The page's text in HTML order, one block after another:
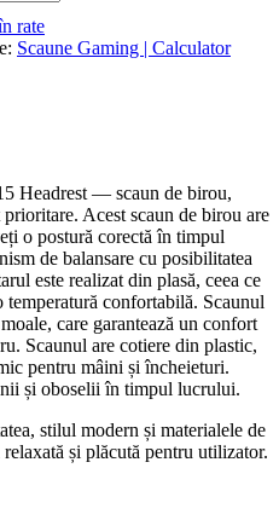
rate
Scaune Gaming | Calculator
Headrest — scaun de birou,
Acest scaun de birou are
o postură corectă în timpul
de balansare cu posibilitatea
este realizat din plasă, ceea ce
confortabilă. Scaunul
care garantează un confort
Scaunul are cotiere din plastic,
pentru mâini și încheieturi.
și oboselii în timpul lucrului.
stilul modern și materialele de
și plăcută pentru utilizator.